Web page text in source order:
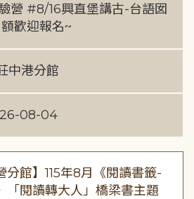
營 #8/16興直堡講古-台語囡
歡迎報名~
中港分館
08-04
分館】115年8月《閱讀書籤-
「閱讀轉大人」橋梁書主題